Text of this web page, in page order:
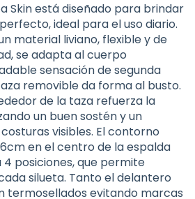
Skin está diseñado para brindar
ideal para el uso diario.
material liviano, flexible y de
se adapta al cuerpo
sensación de segunda
removible da forma al busto.
de la taza refuerza la
un buen sostén y un
visibles. El contorno
en el centro de la espalda
posiciones, que permite
silueta. Tanto el delantero
termosellados evitando marcas